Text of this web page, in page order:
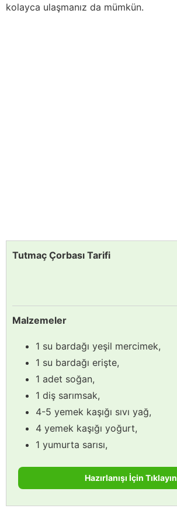
kolayca ulaşmanız da mümkün.
Tutmaç Çorbası Tarifi
Malzemeler
1 su bardağı yeşil mercimek,
1 su bardağı erişte,
1 adet soğan,
1 diş sarımsak,
4-5 yemek kaşığı sıvı yağ,
4 yemek kaşığı yoğurt,
1 yumurta sarısı,
Hazırlanışı İçin Tıklayın